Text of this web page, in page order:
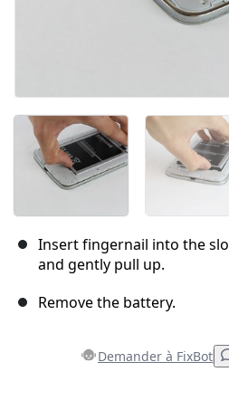
Insert fingernail into the
and gently pull up.
Remove the battery.
Demander à FixBot